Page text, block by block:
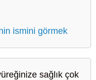
ismini görmek
sağlık çok